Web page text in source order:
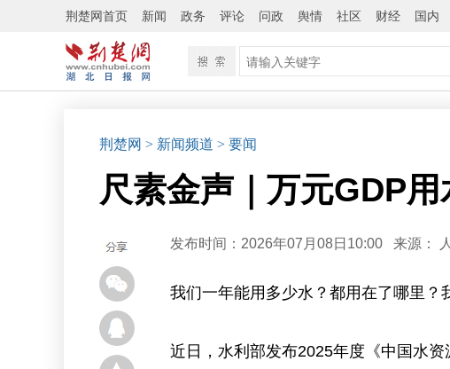
荆楚网首页 新闻 政务 评论 问政 舆情 社区 财经 国内
荆楚网 > 新闻频道 > 要闻
尺素金声｜万元GDP
发布时间：2026年07月08日10:00 来源：
我们一年能用多少水？都用在了哪里？
近日，水利部发布2025年度《中国水资